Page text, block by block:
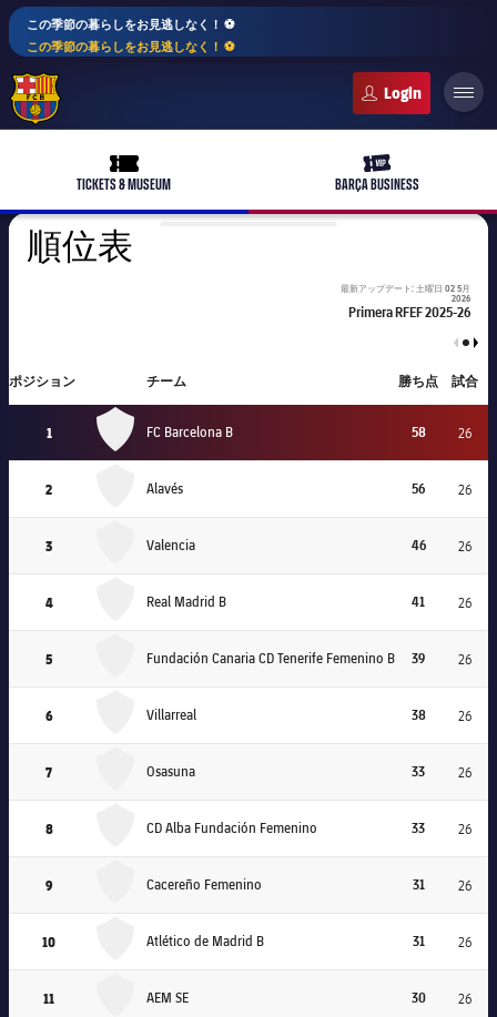
この季節の暮らしをお見逃しなく！ ⚽️
この季節の暮らしをお見逃しなく！ ⚽️
ticket-full
TICKETS & MUSEUM
ticket-vip
BARÇA BUSINESS
バルサアカデミー
plusicon
label.aria.plus
レジェンド
順位表
最新アップデート: 土曜日 02 5月
2026
Primera RFEF 2025-26
ポジション チーム 勝ち点 試合
1
FC Barcelona B
FC Barcelona B 58 26
2 Alavés 56 26
3 Valencia 46 26
4 Real Madrid B 41 26
5 Fundación Canaria CD Tenerife Femenino B 39 26
6 Villarreal 38 26
7 Osasuna 33 26
8 CD Alba Fundación Femenino 33 26
9 Cacereño Femenino 31 26
10 Atlético de Madrid B 31 26
11 AEM SE 30 26